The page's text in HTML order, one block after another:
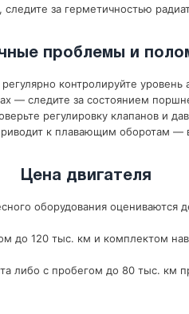
за герметичностью
проблемы и
контролируйте уровень
— следите за состоянием
регулировку клапанов и
к плавающим оборотам
Цена двигателя
оборудования оцениваются
до 120 тыс. км и комплектом
либо с пробегом до 80 тыс. км